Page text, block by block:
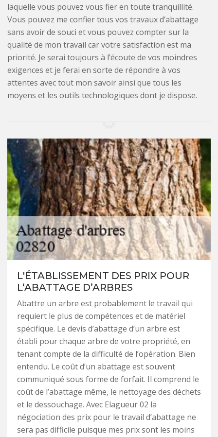
laquelle vous pouvez vous fier en toute tranquillité.
Vous pouvez me confier tous vos travaux d’abattage
sans avoir de souci et vous pouvez compter sur la
qualité de mon travail car votre satisfaction est ma
priorité. Je serai toujours à l’écoute de vos moindres
exigences et je ferai en sorte de répondre à vos
attentes avec tout mon savoir ainsi que tous les
moyens et les outils technologiques dont je dispose.
L'ÉTABLISSEMENT DES PRIX POUR
L‘ABATTAGE D’ARBRES
Abattre un arbre est probablement le travail qui
requiert le plus de compétences et de matériel
spécifique. Le devis d’abattage d’un arbre est
établi pour chaque arbre de votre propriété, en
tenant compte de la difficulté de l’opération. Bien
entendu. Le coût d’un abattage est souvent
communiqué sous forme de forfait. Il comprend le
coût de l’abattage même, le nettoyage des déchets
et le dessouchage. Avec Elagueur 02 la
négociation des prix pour le travail d’abattage ne
sera pas difficile puisque mes prix sont les moins